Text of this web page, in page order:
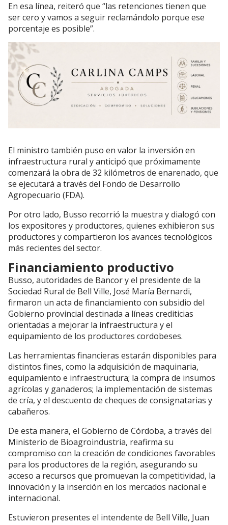
En esa línea, reiteró que “las retenciones tienen que
ser cero y vamos a seguir reclamándolo porque ese
porcentaje es posible”.
El ministro también puso en valor la inversión en
infraestructura rural y anticipó que próximamente
comenzará la obra de 32 kilómetros de enarenado, que
se ejecutará a través del Fondo de Desarrollo
Agropecuario (FDA).
Por otro lado, Busso recorrió la muestra y dialogó con
los expositores y productores, quienes exhibieron sus
productores y compartieron los avances tecnológicos
más recientes del sector.
Financiamiento productivo
Busso, autoridades de Bancor y el presidente de la
Sociedad Rural de Bell Ville, José María Bernardi,
firmaron un acta de financiamiento con subsidio del
Gobierno provincial destinada a líneas crediticias
orientadas a mejorar la infraestructura y el
equipamiento de los productores cordobeses.
Las herramientas financieras estarán disponibles para
distintos fines, como la adquisición de maquinaria,
equipamiento e infraestructura; la compra de insumos
agrícolas y ganaderos; la implementación de sistemas
de cría, y el descuento de cheques de consignatarias y
cabañeros.
De esta manera, el Gobierno de Córdoba, a través del
Ministerio de Bioagroindustria, reafirma su
compromiso con la creación de condiciones favorables
para los productores de la región, asegurando su
acceso a recursos que promuevan la competitividad, la
innovación y la inserción en los mercados nacional e
internacional.
Estuvieron presentes el intendente de Bell Ville, Juan